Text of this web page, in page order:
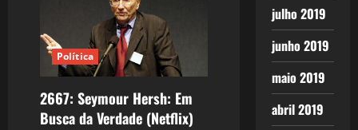
Política
2667: Seymour Hersh: Em
Busca da Verdade (Netflix)
julho 2019
junho 2019
maio 2019
abril 2019